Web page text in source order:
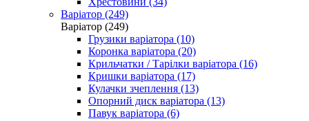
Варіатор (249)
Варіатор (249)
Грузики варіатора (10)
Коронка варіатора (20)
Крильчатки / Тарілки варіатора (16)
Кришки варіатора (17)
Кулачки зчеплення (13)
Опорний диск варіатора (13)
Павук варіатора (6)